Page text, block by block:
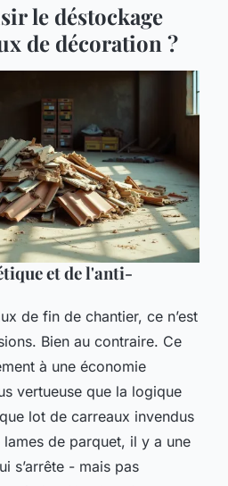
le déstockage
de décoration ?
et de l'anti-
de fin de chantier, ce n’est
Bien au contraire. Ce
à une économie
vertueuse que la logique
lot de carreaux invendus
de parquet, il y a une
s’arrête - mais pas